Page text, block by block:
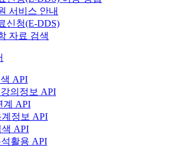
서비스 안내
신청(E-DDS)
자료 검색
API
의정보 API
계 API
계정보 API
색 API
활용 API